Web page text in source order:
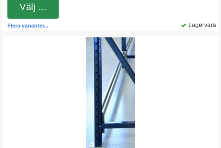
Lagervara
Flera varianter...
Välj ...